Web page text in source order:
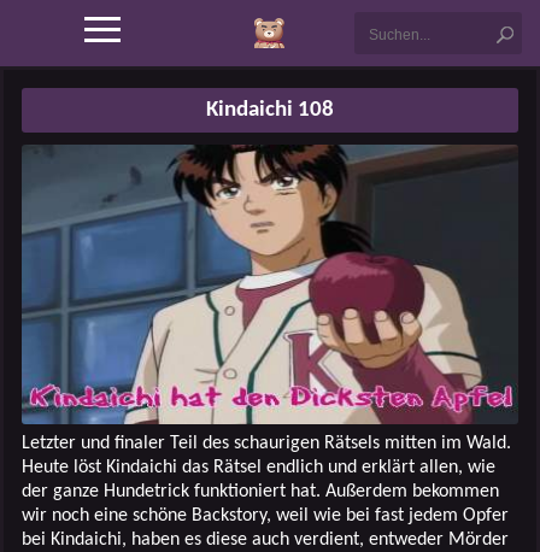
Kindaichi 108
Letzter und finaler Teil des schaurigen Rätsels mitten im Wald.
Heute löst Kindaichi das Rätsel endlich und erklärt allen, wie
der ganze Hundetrick funktioniert hat. Außerdem bekommen
wir noch eine schöne Backstory, weil wie bei fast jedem Opfer
bei Kindaichi, haben es diese auch verdient, entweder Mörder